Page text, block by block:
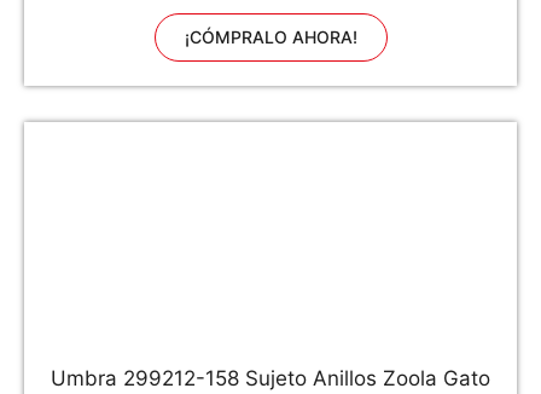
¡CÓMPRALO AHORA!
Umbra 299212-158 Sujeto Anillos Zoola Gato